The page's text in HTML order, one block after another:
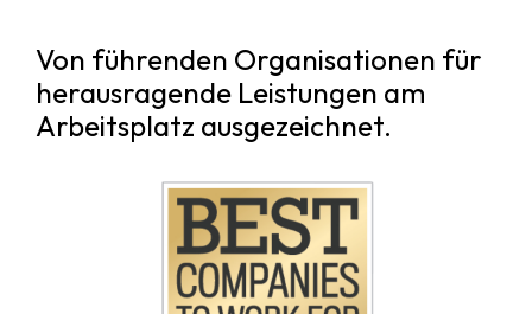
Von führenden Organisationen für
herausragende Leistungen am
Arbeitsplatz ausgezeichnet.